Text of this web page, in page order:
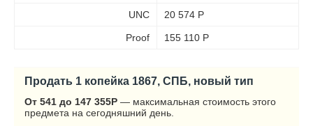
UNC 20 574 Р
Proof 155 110 Р
Продать 1 копейка 1867, СПБ, новый тип
От 541 до 147 355Р — максимальная стоимость этого
предмета на сегодняшний день.